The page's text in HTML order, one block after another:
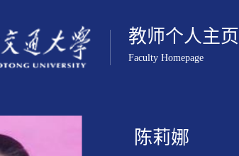
教师个人主页
Faculty Homepage
陈莉娜